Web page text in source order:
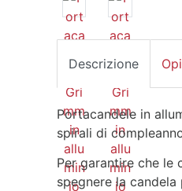
Descrizione
Portacandele in
spirali di
Per garantire che le
spegnere la